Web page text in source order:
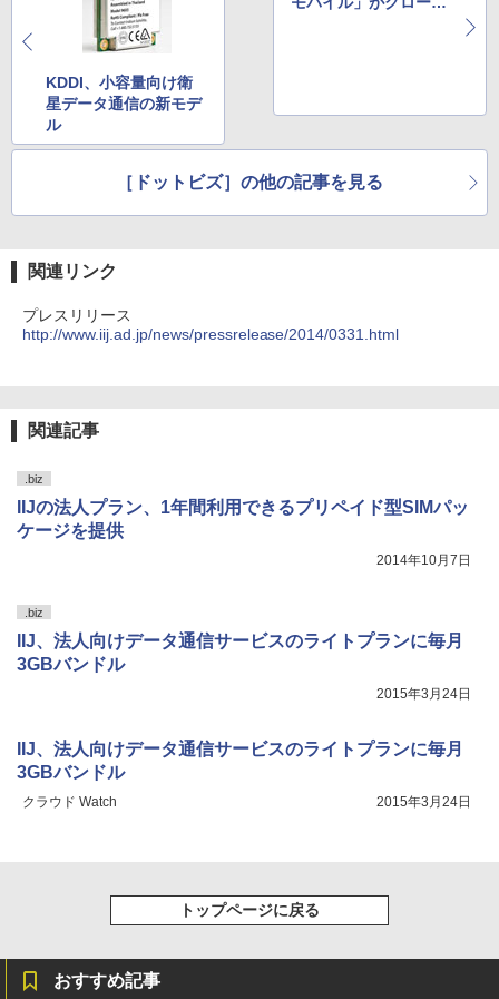
KDDI、小容量向け衛
星データ通信の新モデ
ル
［ドットビズ］の他の記事を見る
関連リンク
プレスリリース
http://www.iij.ad.jp/news/pressrelease/2014/0331.html
関連記事
.biz
IIJの法人プラン、1年間利用できるプリペイド型SIMパッ
ケージを提供
2014年10月7日
.biz
IIJ、法人向けデータ通信サービスのライトプランに毎月
3GBバンドル
2015年3月24日
IIJ、法人向けデータ通信サービスのライトプランに毎月
3GBバンドル
クラウド Watch 2015年3月24日
トップページに戻る
おすすめ記事